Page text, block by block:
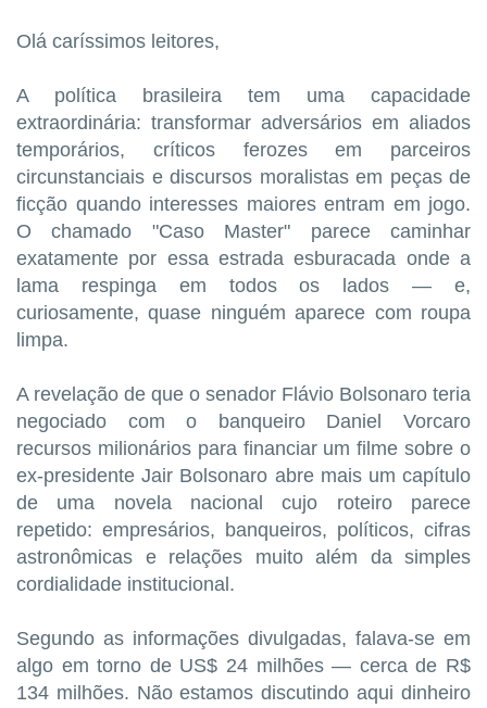
Olá caríssimos leitores,
A política brasileira tem uma capacidade
extraordinária: transformar adversários em aliados
temporários, críticos ferozes em parceiros
circunstanciais e discursos moralistas em peças de
ficção quando interesses maiores entram em jogo.
O chamado "Caso Master" parece caminhar
exatamente por essa estrada esburacada onde a
lama respinga em todos os lados — e,
curiosamente, quase ninguém aparece com roupa
limpa.
A revelação de que o senador Flávio Bolsonaro teria
negociado com o banqueiro Daniel Vorcaro
recursos milionários para financiar um filme sobre o
ex-presidente Jair Bolsonaro abre mais um capítulo
de uma novela nacional cujo roteiro parece
repetido: empresários, banqueiros, políticos, cifras
astronômicas e relações muito além da simples
cordialidade institucional.
Segundo as informações divulgadas, falava-se em
algo em torno de US$ 24 milhões — cerca de R$
134 milhões. Não estamos discutindo aqui dinheiro